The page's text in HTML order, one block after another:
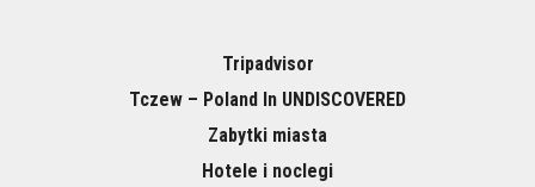
Tripadvisor
Tczew – Poland In UNDISCOVERED
Zabytki miasta
Hotele i noclegi